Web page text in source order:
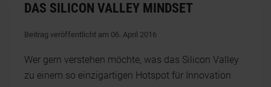
DAS SILICON VALLEY MINDSET
Beitrag veröffentlicht am 06. April 2016
Wer gern verstehen möchte, was das Silicon Valley
zu einem so einzigartigen Hotspot für Innovation